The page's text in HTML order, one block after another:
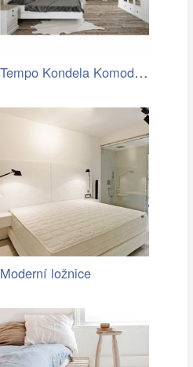
Tempo Kondela Komoda LIONA
Moderní ložnice